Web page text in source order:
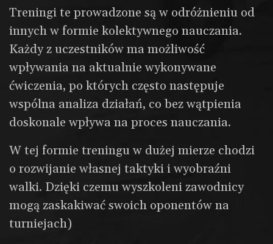
Treningi te prowadzone są w odróżnieniu od
innych w formie kolektywnego nauczania.
Każdy z uczestników ma możliwość
wpływania na aktualnie wykonywane
ćwiczenia, po których często następuje
wspólna analiza działań, co bez wątpienia
doskonale wpływa na proces nauczania.
W tej formie treningu w dużej mierze chodzi
o rozwijanie własnej taktyki i wyobraźni
walki. Dzięki czemu wyszkoleni zawodnicy
mogą zaskakiwać swoich oponentów na
turniejach)